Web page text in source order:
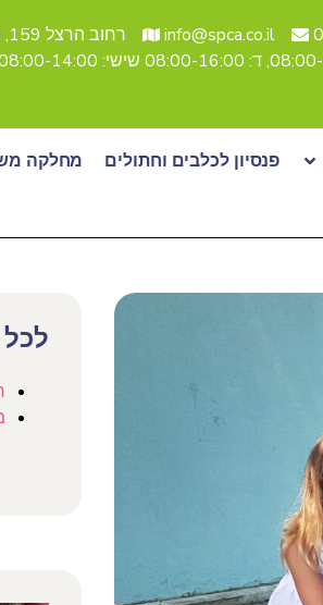
info@spca.co.il
רחוב הרצל 159, תל אביב
פנסיון לכלבים וחתולים מחלקה